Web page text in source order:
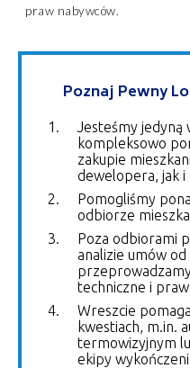
praw nabywców.
Poznaj Pewny
Jesteśmy jedyną
kompleksowo
zakupie
dewelopera, jak i
Pomogliśmy
odbiorze
Poza odbiorami
analizie umów
techniczne i
Wreszcie
kwestiach, m.in.
termowizyjnym
ekipy